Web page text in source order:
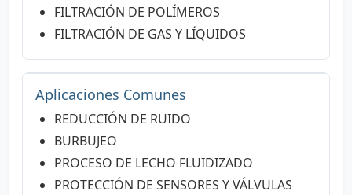
FILTRACIÓN DE POLÍMEROS
FILTRACIÓN DE GAS Y LÍQUIDOS
Aplicaciones Comunes
REDUCCIÓN DE RUIDO
BURBUJEO
PROCESO DE LECHO FLUIDIZADO
PROTECCIÓN DE SENSORES Y VÁLVULAS